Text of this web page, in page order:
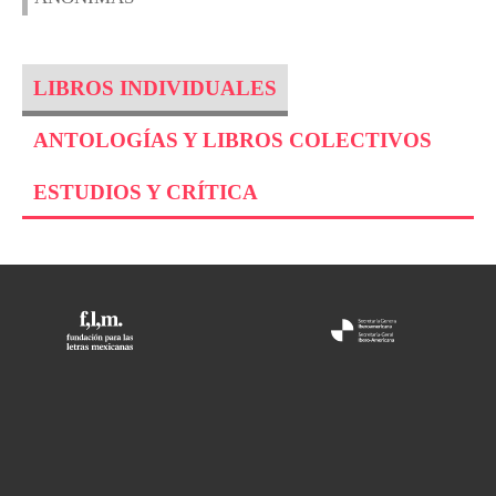
LIBROS INDIVIDUALES
ANTOLOGÍAS Y LIBROS COLECTIVOS
ESTUDIOS Y CRÍTICA